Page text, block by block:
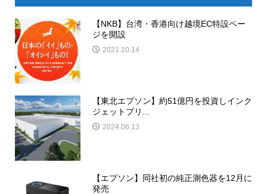
【NKB】台湾・香港向け越境EC特設ペー
ジを開設
2021.10.14
【東北エプソン】約51億円を投資しインク
ジェットプリ...
2024.06.13
【エプソン】同社初の純正測色器を12月に
発売